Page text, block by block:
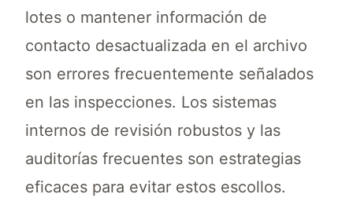
lotes o mantener información de
contacto desactualizada en el archivo
son errores frecuentemente señalados
en las inspecciones. Los sistemas
internos de revisión robustos y las
auditorías frecuentes son estrategias
eficaces para evitar estos escollos.